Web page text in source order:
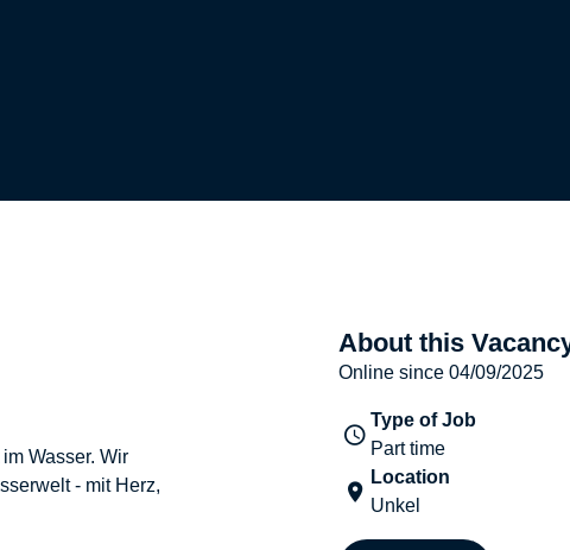
Wasser. Wir
- mit Herz,
About this
Online since 04/09/2025
Type of Job
Part time
Location
Unkel